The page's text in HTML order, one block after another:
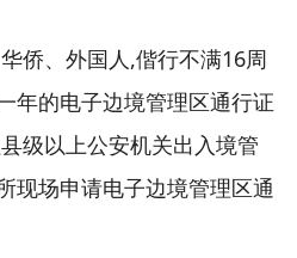
侨、外国人,偕行不满16周
年的电子边境管理区通行证
级以上公安机关出入境管
现场申请电子边境管理区通